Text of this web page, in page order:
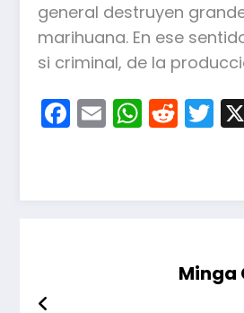
general destruyen
marihuana. En ese
si criminal, de la
Facebook
Email
Minga